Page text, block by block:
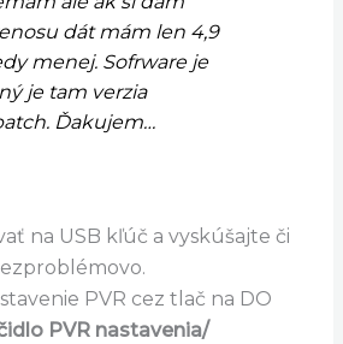
dát mám len 4,9
menej. Sofrware je
je tam verzia
Ďakujem…
na USB kľúč a vyskúšajte či
PVR cez tlač na DO
PVR nastavenia/